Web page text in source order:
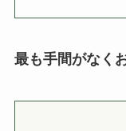
最も手間がなく